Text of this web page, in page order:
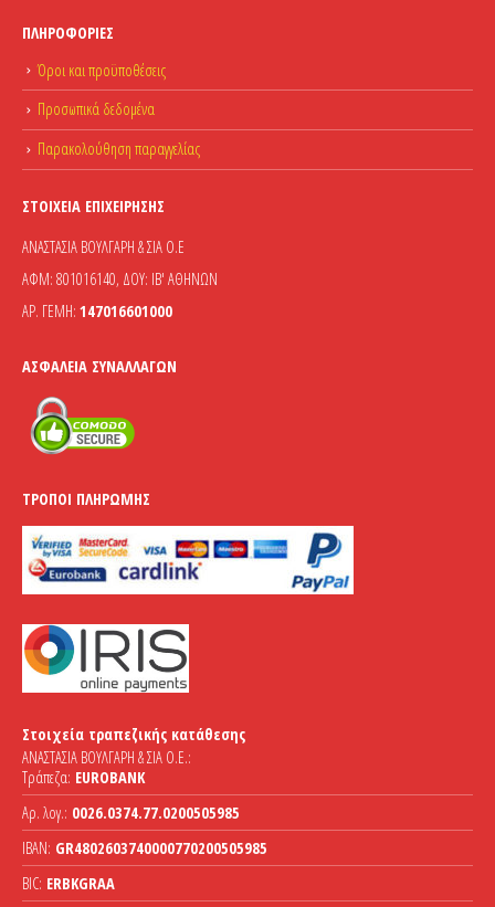
ΠΛΗΡΟΦΟΡΊΕΣ
Όροι και προϋποθέσεις
Προσωπικά δεδομένα
Παρακολούθηση παραγγελίας
ΣΤΟΙΧΕΊΑ ΕΠΙΧΕΊΡΗΣΗΣ
ΑΝΑΣΤΑΣΙΑ ΒΟΥΛΓΑΡΗ & ΣΙΑ Ο.Ε
ΑΦΜ: 801016140, ΔΟΥ: ΙΒ' ΑΘΗΝΩΝ
ΑΡ. ΓΕΜΗ: 147016601000
ΑΣΦΆΛΕΙΑ ΣΥΝΑΛΛΑΓΏΝ
ΤΡΌΠΟΙ ΠΛΗΡΩΜΉΣ
Στοιχεία τραπεζικής κατάθεσης
ΑΝΑΣΤΑΣΙΑ ΒΟΥΛΓΑΡΗ & ΣΙΑ Ο.Ε.:
Τράπεζα: EUROBANK
Αρ. λογ.: 0026.0374.77.0200505985
IBAN: GR4802603740000770200505985
BIC: ERBKGRAA